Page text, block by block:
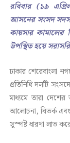
রবিবার (১৯
আসনের সংসদ
কায়সার কামালের
উপস্থিত হয়ে
ঢাকার শেরেবাংলা
প্রতিনিধি দলটি
মাধ্যমে তারা
আলোচনা, বিতর্ক এবং
সুস্পষ্ট ধারণা লাভ